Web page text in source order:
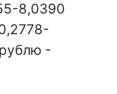
8,0390
-